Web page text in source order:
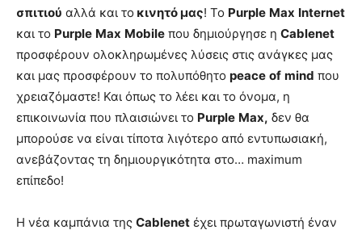
σπιτιού αλλά και το κινητό μας! Το Purple Max Internet
και το Purple Max Mobile που δημιούργησε η Cablenet
προσφέρουν ολοκληρωμένες λύσεις στις ανάγκες μας
και μας προσφέρουν το πολυπόθητο peace of mind που
χρειαζόμαστε! Και όπως το λέει και το όνομα, η
επικοινωνία που πλαισιώνει το Purple Max, δεν θα
μπορούσε να είναι τίποτα λιγότερο από εντυπωσιακή,
ανεβάζοντας τη δημιουργικότητα στο… maximum
επίπεδο!
Η νέα καμπάνια της Cablenet έχει πρωταγωνιστή έναν